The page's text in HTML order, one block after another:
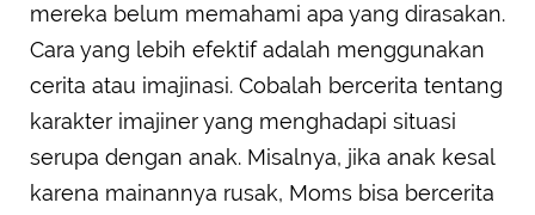
mereka belum memahami apa yang dirasakan.
Cara yang lebih efektif adalah menggunakan
cerita atau imajinasi. Cobalah bercerita tentang
karakter imajiner yang menghadapi situasi
serupa dengan anak. Misalnya, jika anak kesal
karena mainannya rusak, Moms bisa bercerita